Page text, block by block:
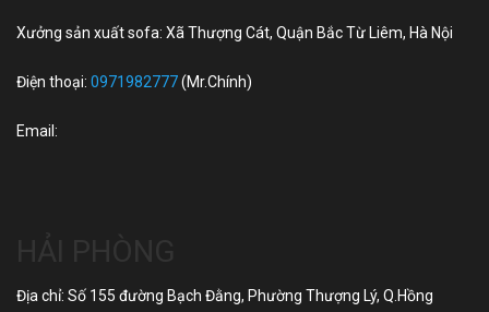
Xưởng sản xuất sofa: Xã Thượng Cát, Quận Bắc Từ Liêm, Hà Nội
Điện thoại: 0971982777(Mr.Chính)
Email:
Địa chỉ: Số 155 đường Bạch Đằng, Phường Thượng Lý, Q.Hồng